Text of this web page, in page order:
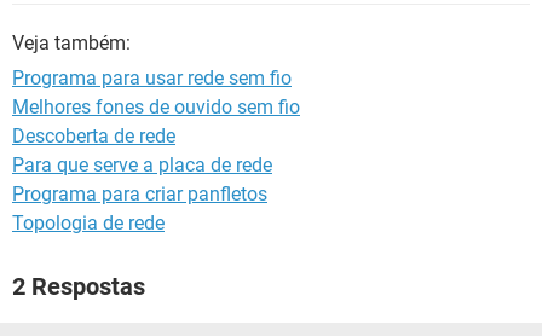
Veja também:
Programa para usar rede sem fio
Melhores fones de ouvido sem fio
Descoberta de rede
Para que serve a placa de rede
Programa para criar panfletos
Topologia de rede
2 Respostas